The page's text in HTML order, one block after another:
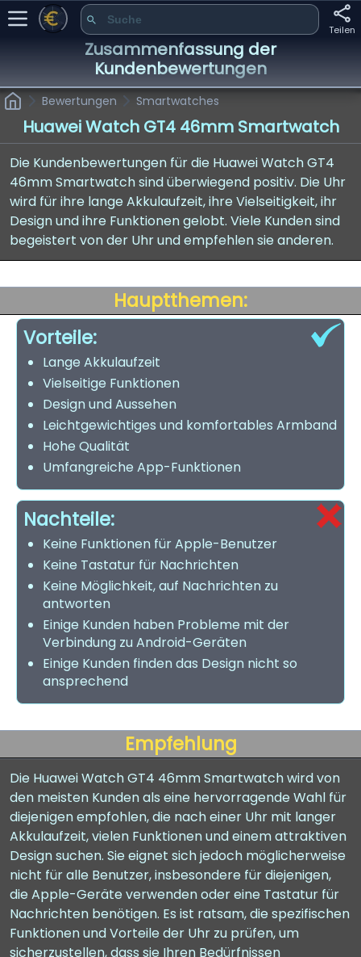
Teilen
Zusammenfassung der
Kundenbewertungen
Bewertungen Smartwatches
Huawei Watch GT4 46mm Smartwatch
Die Kundenbewertungen für die Huawei Watch GT4
46mm Smartwatch sind überwiegend positiv. Die Uhr
wird für ihre lange Akkulaufzeit, ihre Vielseitigkeit, ihr
Design und ihre Funktionen gelobt. Viele Kunden sind
begeistert von der Uhr und empfehlen sie anderen.
Hauptthemen:
Vorteile:
Lange Akkulaufzeit
Vielseitige Funktionen
Design und Aussehen
Leichtgewichtiges und komfortables Armband
Hohe Qualität
Umfangreiche App-Funktionen
Nachteile:
Keine Funktionen für Apple-Benutzer
Keine Tastatur für Nachrichten
Keine Möglichkeit, auf Nachrichten zu
antworten
Einige Kunden haben Probleme mit der
Verbindung zu Android-Geräten
Einige Kunden finden das Design nicht so
ansprechend
Empfehlung
Die Huawei Watch GT4 46mm Smartwatch wird von
den meisten Kunden als eine hervorragende Wahl für
diejenigen empfohlen, die nach einer Uhr mit langer
Akkulaufzeit, vielen Funktionen und einem attraktiven
Design suchen. Sie eignet sich jedoch möglicherweise
nicht für alle Benutzer, insbesondere für diejenigen,
die Apple-Geräte verwenden oder eine Tastatur für
Nachrichten benötigen. Es ist ratsam, die spezifischen
Funktionen und Vorteile der Uhr zu prüfen, um
sicherzustellen, dass sie Ihren Bedürfnissen